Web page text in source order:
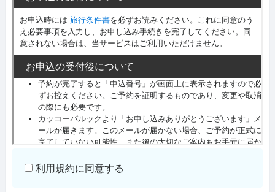
利用規約に同意する